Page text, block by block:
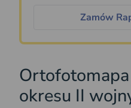
Zamów
okresu II